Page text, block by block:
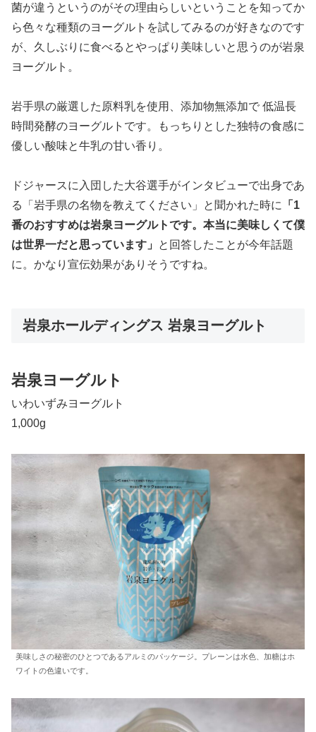
菌が違うというのがその理由らしいということを知ってか
ら色々な種類のヨーグルトを試してみるのが好きなのです
が、久しぶりに食べるとやっぱり美味しいと思うのが岩泉
ヨーグルト。
岩手県の厳選した原料乳を使用、添加物無添加で 低温長
時間発酵のヨーグルトです。もっちりとした独特の食感に
優しい酸味と牛乳の甘い香り。
ドジャースに入団した大谷選手がインタビューで出身であ
る「岩手県の名物を教えてください」と聞かれた時に 「1
番のおすすめは岩泉ヨーグルトです。本当に美味しくて僕
は世界一だと思っています」
と回答したことが今年話題
に。かなり宣伝効果がありそうですね。
岩泉ホールディングス 岩泉ヨーグルト
岩泉ヨーグルト
いわいずみヨーグルト
1,000g
美味しさの秘密のひとつであるアルミのパッケージ。プレーンは水色、加糖はホ
ワイトの色違いです。